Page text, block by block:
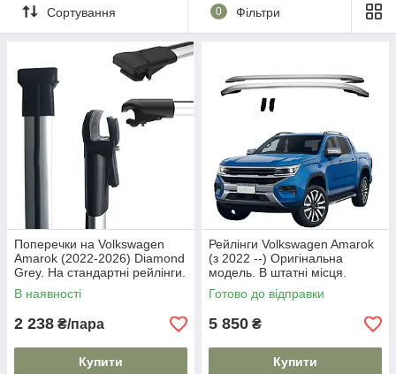
Сортування 0 Фільтри
Поперечки на Volkswagen
Amarok (2022-2026) Diamond
Grey. На стандартні рейлінги.
Сірі
В наявності
2 238 ₴/пара
Купити
Рейлінги Volkswagen Amarok
(з 2022 --) Оригінальна
модель. В штатні місця.
Готово до відправки
5 850 ₴
Купити